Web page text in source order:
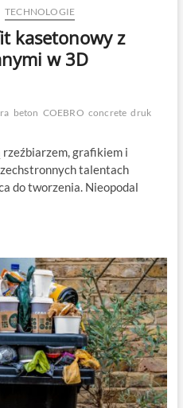
TECHNOLOGIE
kasetonowy z
w 3D
beton COEBRO concrete druk
grafikiem i
talentach
do tworzenia. Nieopodal